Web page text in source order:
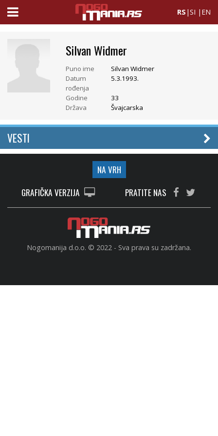
RS |SI | EN
Silvan Widmer
Puno ime
Silvan Widmer
Datum
rođenja
5.3.1993.
Godine
33
Država
Švajcarska
VESTI
NA VRH
GRAFIČKA VERZIJA
PRATITE NAS
Nogomanija d.o.o. © 2022 - Sva prava su zadržana.